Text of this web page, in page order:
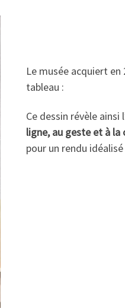
Le musée acquiert
tableau :
Ce dessin révèle
ligne, au geste et à
pour un rendu